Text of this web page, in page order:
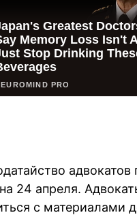
24 апреля.
с материалами